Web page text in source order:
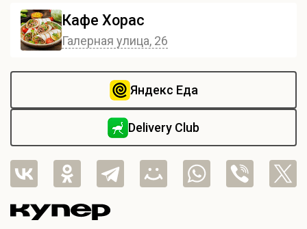
Кафе Хорас
Галерная улица, 26
Яндекс Еда
Delivery Club